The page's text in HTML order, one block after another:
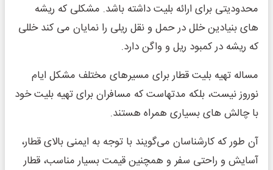
محدودیتی برای ارائه بلیت داشته باشد. مشکلی که ریشه
های بنیادین خلل در حمل و نقل ریلی را نمایان می کند‌‌ خللی
که ریشه در کمبود ریل و واگن دارد.
مساله تهیه بلیت قطار برای مسیرهای مختلف مشکل ایام
نوروز نیست، بلکه مدتهاست که مسافران برای تهیه بلیت خود
با چالش های بسیاری همراه هستند.
آن طور که کارشناسان می‌گویند با توجه به ایمنی بالای قطار،
آسایش و راحتی سفر و همچنین قیمت بسیار مناسب، قطار